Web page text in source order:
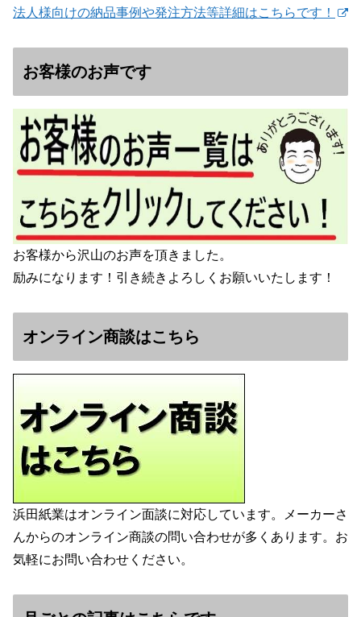
法人様向けの納品事例や発注方法等詳細はこちらです！
お客様のお声です
お客様から沢山のお声を頂きました。
励みになります！引き続きよろしくお願いいたします！
オンライン商談はこちら
浜田紙業はオンライン面談に対応しています。メーカーさ
んからのオンライン商談の問い合わせが多くあります。お
気軽にお問い合わせください。